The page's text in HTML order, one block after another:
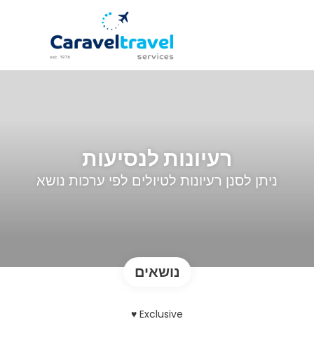
רעיונות לנסיעות
ניתן לסנן רעיונות לטיולים לפי ערכות נושא
נושאים
Exclusive ♥